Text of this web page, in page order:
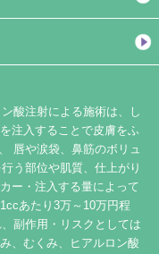
酸注射による施術は、し
注入することで皮膚をふ
唇や涙袋、鼻筋のボリュ
う部位や肌質、仕上がり
ー・注入する量によって
あたり3万～10万円程
副作用・リスクとしては
、むくみ、ヒアルロン酸